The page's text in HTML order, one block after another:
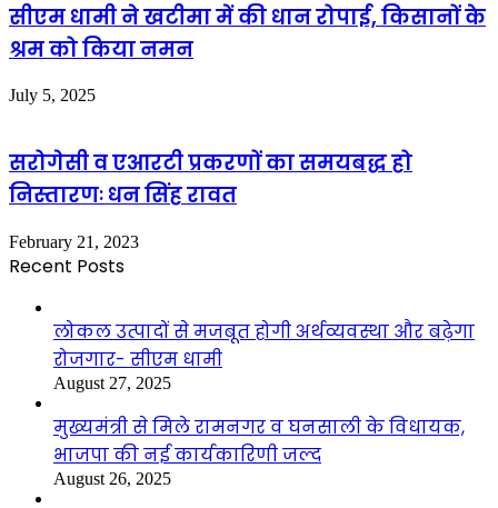
सीएम धामी ने खटीमा में की धान रोपाई, किसानों के
श्रम को किया नमन
July 5, 2025
सरोगेसी व एआरटी प्रकरणों का समयबद्ध हो
निस्तारणः धन सिंह रावत
February 21, 2023
Recent Posts
लोकल उत्पादों से मजबूत होगी अर्थव्यवस्था और बढ़ेगा
रोजगार- सीएम धामी
August 27, 2025
मुख्यमंत्री से मिले रामनगर व घनसाली के विधायक,
भाजपा की नई कार्यकारिणी जल्द
August 26, 2025